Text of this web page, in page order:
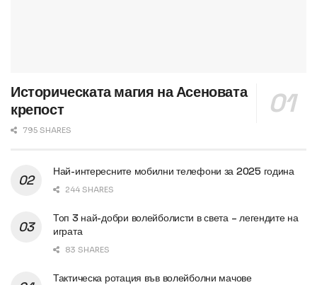
Историческата магия на Асеновата
крепост
795 SHARES
Най-интересните мобилни телефони за 2025 година
244 SHARES
Топ 3 най-добри волейболисти в света – легендите на
играта
83 SHARES
Тактическа ротация във волейболни мачове